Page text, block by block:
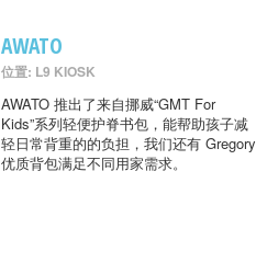
AWATO
位置: L9 KIOSK
AWATO 推出了来自挪威“GMT For
Kids”系列轻便护脊书包，能帮助孩子减
轻日常背重的的负担，我们还有 Gregory
优质背包满足不同用家需求。